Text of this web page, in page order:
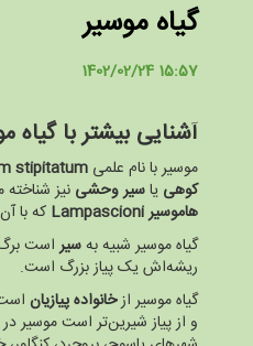
گیاه موسیر
1402/02/24 15:57
آشنایی بیشتر با گیاه
موسیر با نام علمی stipitatum
کوهی یاسیر وحشی نیز شناخته
هاموسیرLampascioni که با
گیاه موسیر شبیه بهسیراست
ریشه‌اش یک پیاز بزرگ است.
گیاه موسیر ازخانواده پیازیان
و از پیاز شیرین‌تر است موسیر در